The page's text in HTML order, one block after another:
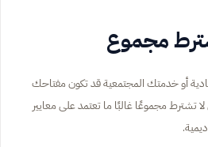
مجموع
أو خدمتك المجتمعية قد تكون مفتاحك
تشترط مجموعًا غالبًا ما تعتمد على معايير